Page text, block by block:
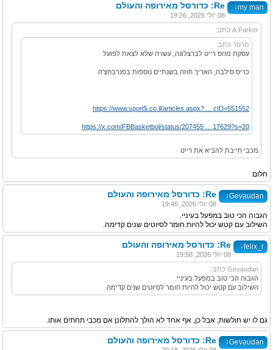
my man
↓ Re: כדורסל מאירופה והעולם
08 יולי 2026, 19:26
A.Parker כתב:
מרסר כתב:
עסקת מוזס רייט לברצלונה, עשויה שלא לצאת לפועל
כריס סילבה, האריך חוזה בשנתיים נוספות בפנרבחצ'ה
https://www.sport5.co.il/articles.aspx? ... cID=551552
https://x.com/FBBasketbol/status/207455 ... 17629?s=20
מכבי חייבת להביא את רייט
חלום
Gevaudan
↓ Re: כדורסל מאירופה והעולם
08 יולי 2026, 19:46
הגבוה הכי טוב במפעל בעיניי.
השילוב עם קטש יכול להיות חומר לסיוטים שנים קדימה.
felix_r
↓ Re: כדורסל מאירופה והעולם
08 יולי 2026, 19:58
Gevaudan כתב:
הגבוה הכי טוב במפעל בעיניי.
השילוב עם קטש יכול להיות חומר לסיוטים שנים קדימה.
גם לו יש חולשות, אבל כן, אף אחד לא הולך להתלונן אם מכבי תחתים אותו.
Gevaudan
↓ Re: כדורסל מאירופה והעולם